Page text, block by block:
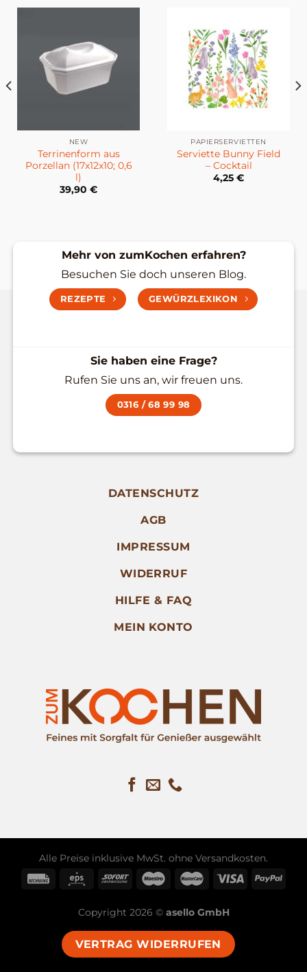
NEW
Terrinenform aus
Porzellan (17x12x10; 0,6
l)
39,90 €
PAPIERSERVIETTEN
Serviette Bunny Field
– Cocktail
4,25 €
Mehr von zumKochen erfahren?
Besuchen Sie doch unseren Blog.
REZEPTE GEWÜRZLEXIKON
Sie haben eine Frage?
Rufen Sie uns an, wir freuen uns.
0316 / 68 99 98
DATENSCHUTZ
AGB
IMPRESSUM
WIDERRUF
HILFE & FAQ
MEIN KONTO
Alle Preise inklusive MwSt. ohne Versandkosten.
Copyright 2026 © asello GmbH
VERTRAG WIDERRUFEN